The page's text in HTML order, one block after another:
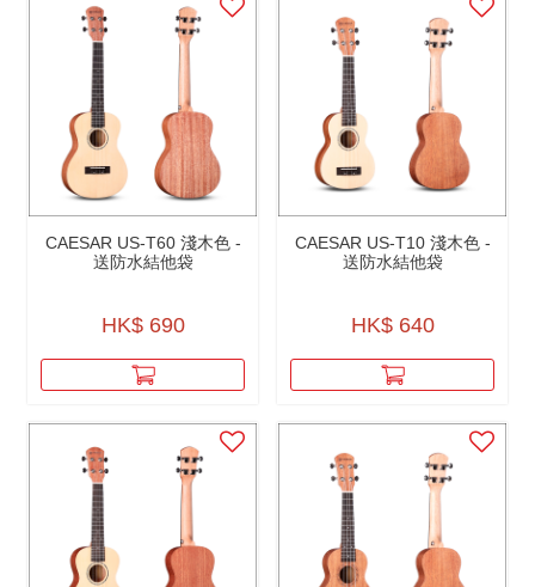
CAESAR US-T60 淺木色 -
送防水結他袋
HK$ 690
CAESAR US-T10 淺木色 -
送防水結他袋
HK$ 640